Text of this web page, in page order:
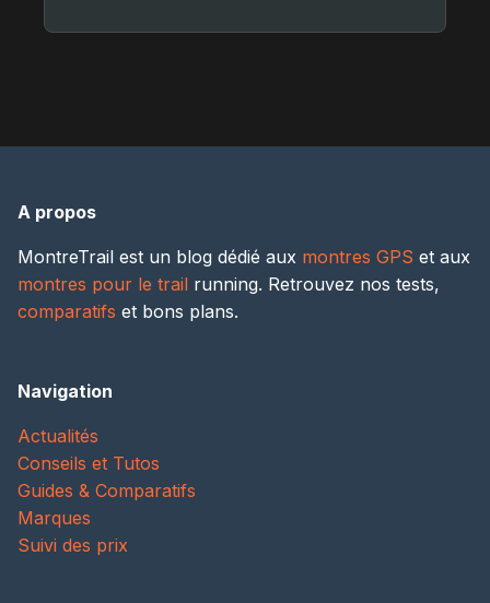
A propos
MontreTrail est un blog dédié aux montres GPS et aux
montres pour le trail running. Retrouvez nos tests,
comparatifs et bons plans.
Navigation
Actualités
Conseils et Tutos
Guides & Comparatifs
Marques
Suivi des prix